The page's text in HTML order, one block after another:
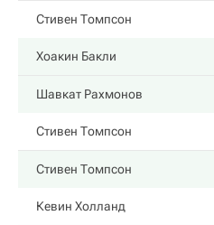
Стивен Томпсон
Хоакин Бакли
Шавкат Рахмонов
Стивен Томпсон
Стивен Томпсон
Кевин Холланд